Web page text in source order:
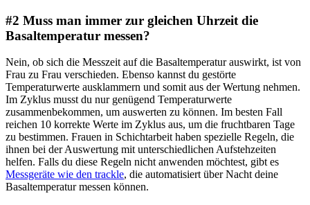
#2 Muss man immer zur gleichen Uhrzeit die
Basaltemperatur messen?
Nein, ob sich die Messzeit auf die Basaltemperatur auswirkt, ist von
Frau zu Frau verschieden. Ebenso kannst du gestörte
Temperaturwerte ausklammern und somit aus der Wertung nehmen.
Im Zyklus musst du nur genügend Temperaturwerte
zusammenbekommen, um auswerten zu können. Im besten Fall
reichen 10 korrekte Werte im Zyklus aus, um die fruchtbaren Tage
zu bestimmen. Frauen in Schichtarbeit haben spezielle Regeln, die
ihnen bei der Auswertung mit unterschiedlichen Aufstehzeiten
helfen. Falls du diese Regeln nicht anwenden möchtest, gibt es
Messgeräte wie den trackle, die automatisiert über Nacht deine
Basaltemperatur messen können.